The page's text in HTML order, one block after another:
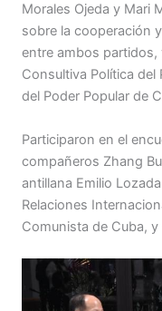
Morales Ojeda y Mari
sobre la cooperación
entre ambos partidos,
Consultiva Política del
del Poder Popular de
Participaron en el
compañeros Zhang
antillana Emilio
Relaciones
Comunista de Cuba,